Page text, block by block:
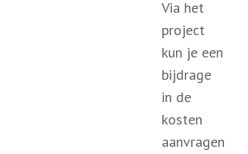
Via het
project
kun je een
bijdrage
in de
kosten
aanvragen